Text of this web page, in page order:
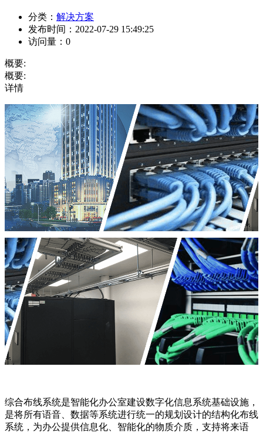
分类： 解决方案
发布时间： 2022-07-29 15:49:25
访问量： 0
概要:
概要:
详情
综合布线系统是智能化办公室建设数字化信息系统基础设施，
是将所有语音、数据等系统进行统一的规划设计的结构化布线
系统，为办公提供信息化、智能化的物质介质，支持将来语